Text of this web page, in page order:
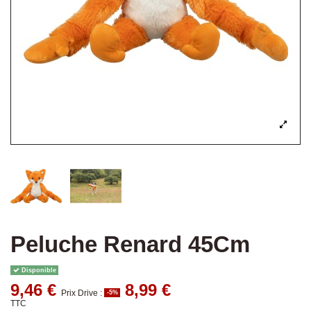
Peluche Renard 45Cm
Disponible
9,46 € Prix Drive : -5% 8,99 €
TTC